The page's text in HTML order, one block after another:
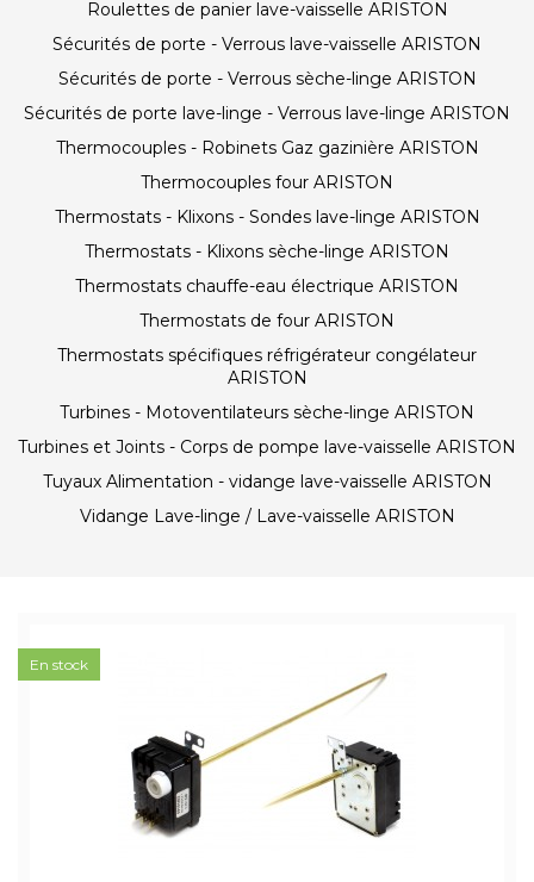
Roulettes de panier lave-vaisselle ARISTON
Sécurités de porte - Verrous lave-vaisselle ARISTON
Sécurités de porte - Verrous sèche-linge ARISTON
Sécurités de porte lave-linge - Verrous lave-linge ARISTON
Thermocouples - Robinets Gaz gazinière ARISTON
Thermocouples four ARISTON
Thermostats - Klixons - Sondes lave-linge ARISTON
Thermostats - Klixons sèche-linge ARISTON
Thermostats chauffe-eau électrique ARISTON
Thermostats de four ARISTON
Thermostats spécifiques réfrigérateur congélateur
ARISTON
Turbines - Motoventilateurs sèche-linge ARISTON
Turbines et Joints - Corps de pompe lave-vaisselle ARISTON
Tuyaux Alimentation - vidange lave-vaisselle ARISTON
Vidange Lave-linge / Lave-vaisselle ARISTON
En stock